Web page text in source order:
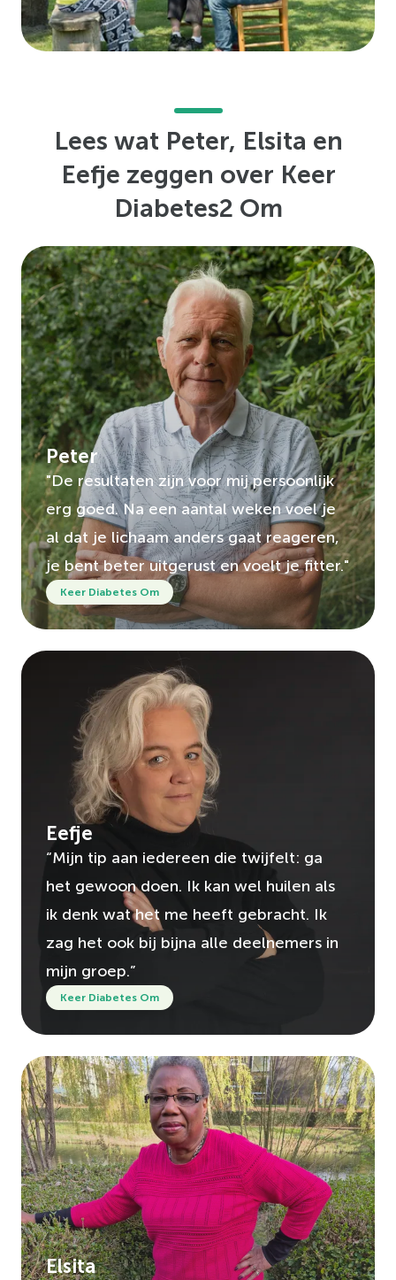
Lees wat Peter, Elsita en
Eefje zeggen over Keer
Diabetes2 Om
Peter
"De resultaten zijn voor mij persoonlijk
erg goed. Na een aantal weken voel je
al dat je lichaam anders gaat reageren,
je bent beter uitgerust en voelt je fitter."
Keer Diabetes Om
Eefje
“Mijn tip aan iedereen die twijfelt: ga
het gewoon doen. Ik kan wel huilen als
ik denk wat het me heeft gebracht. Ik
zag het ook bij bijna alle deelnemers in
mijn groep.”
Keer Diabetes Om
Elsita